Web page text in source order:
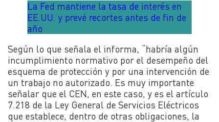
La Fed mantiene la tasa de interés en
EE.UU. y prevé recortes antes de fin de
año
Según lo que señala el informa, “habría algún
incumplimiento normativo por el desempeño del
esquema de protección y por una intervención de
un trabajo no autorizado. Es muy importante
señalar que el CEN, en este caso, y es el artículo
7.218 de la Ley General de Servicios Eléctricos
que establece, dentro de otras obligaciones, la